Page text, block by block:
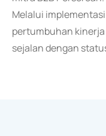
Melalui
pertumbuhan
sejalan dengan